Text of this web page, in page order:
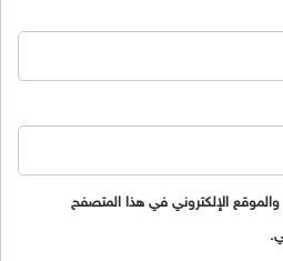
الإلكتروني في هذا المتصفح